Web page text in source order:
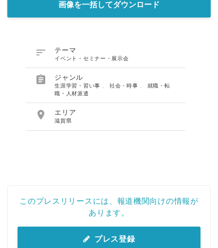
画像を一括してダウンロード
 テーマ
イベント・セミナー・展示会
 ジャンル
生涯学習・習い事 、社会・時事
就職・転
職・人材派遣
 エリア
滋賀県
このプレスリリースには、報道機関向けの情報が
あります。
プレス登録